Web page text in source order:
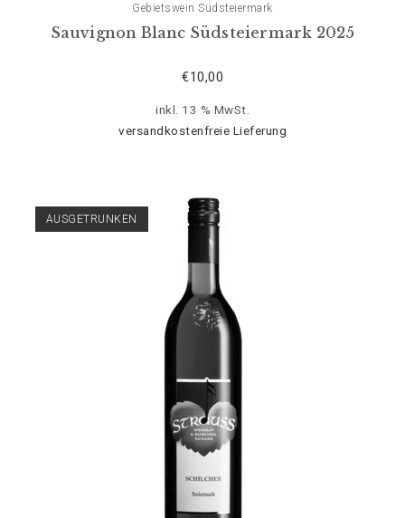
Gebietswein Südsteiermark
Sauvignon Blanc Südsteiermark 2025
€10,00
inkl. 13 % MwSt.
versandkostenfreie Lieferung
AUSGETRUNKEN